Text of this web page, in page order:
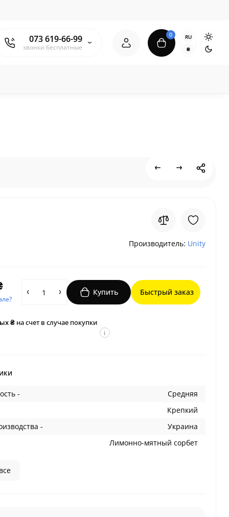
073 619-66-99
звонки бесплатные
0
RU
₴
Производитель: Unity
Купить Быстрый заказ
₴на счет в случае покупки
i
-
Средняя
Крепкий
-
Украина
Лимонно-мятный сорбет